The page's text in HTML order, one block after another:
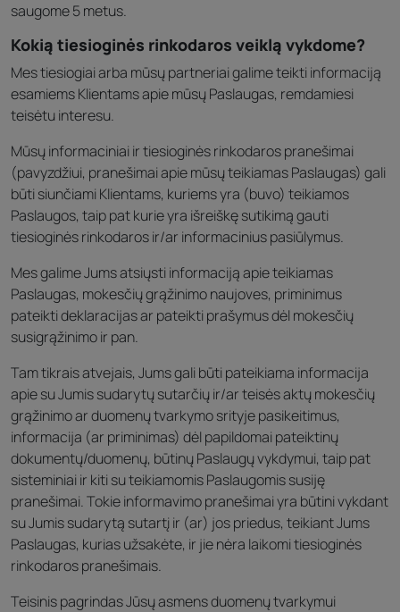
saugome 5 metus.
Kokią tiesioginės rinkodaros veiklą vykdome?
Mes tiesiogiai arba mūsų partneriai galime teikti informaciją
esamiems Klientams apie mūsų Paslaugas, remdamiesi
teisėtu interesu.
Mūsų informaciniai ir tiesioginės rinkodaros pranešimai
(pavyzdžiui, pranešimai apie mūsų teikiamas Paslaugas) gali
būti siunčiami Klientams, kuriems yra (buvo) teikiamos
Paslaugos, taip pat kurie yra išreiškę sutikimą gauti
tiesioginės rinkodaros ir/ar informacinius pasiūlymus.
Mes galime Jums atsiųsti informaciją apie teikiamas
Paslaugas, mokesčių grąžinimo naujoves, priminimus
pateikti deklaracijas ar pateikti prašymus dėl mokesčių
susigrąžinimo ir pan.
Tam tikrais atvejais, Jums gali būti pateikiama informacija
apie su Jumis sudarytų sutarčių ir/ar teisės aktų mokesčių
grąžinimo ar duomenų tvarkymo srityje pasikeitimus,
informacija (ar priminimas) dėl papildomai pateiktinų
dokumentų/duomenų, būtinų Paslaugų vykdymui, taip pat
sisteminiai ir kiti su teikiamomis Paslaugomis susiję
pranešimai. Tokie informavimo pranešimai yra būtini vykdant
su Jumis sudarytą sutartį ir (ar) jos priedus, teikiant Jums
Paslaugas, kurias užsakėte, ir jie nėra laikomi tiesioginės
rinkodaros pranešimais.
Teisinis pagrindas Jūsų asmens duomenų tvarkymui